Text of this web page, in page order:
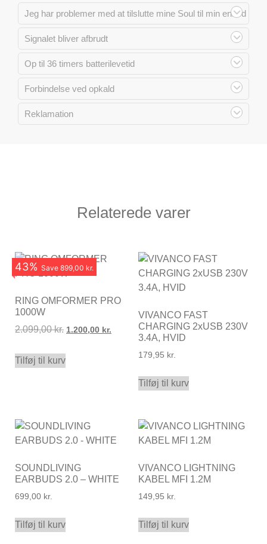
Jeg har problemer med at tilslutte mine Soul til min enhed
Signalet bliver afbrudt
Op til 36 timers batterilevetid
Forbindelse ved opkald
Reklamation
Relaterede varer
43% Save 899,00 kr.
RING OMFORMER PRO
1000W
2.099,00kr. 1.200,00 kr.
Tilføj til kurv
VIVANCO FAST
CHARGING 2xUSB 230V
3.4A, HVID
179,95 kr.
Tilføj til kurv
SOUNDLIVING
EARBUDS 2.0 – WHITE
699,00 kr.
Tilføj til kurv
VIVANCO LIGHTNING
KABEL MFI 1.2M
149,95 kr.
Tilføj til kurv